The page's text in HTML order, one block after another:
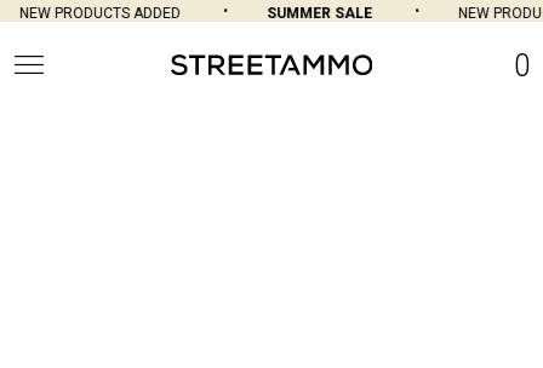
NEW PRODUCTS ADDED SUMMER SALE NEW
0